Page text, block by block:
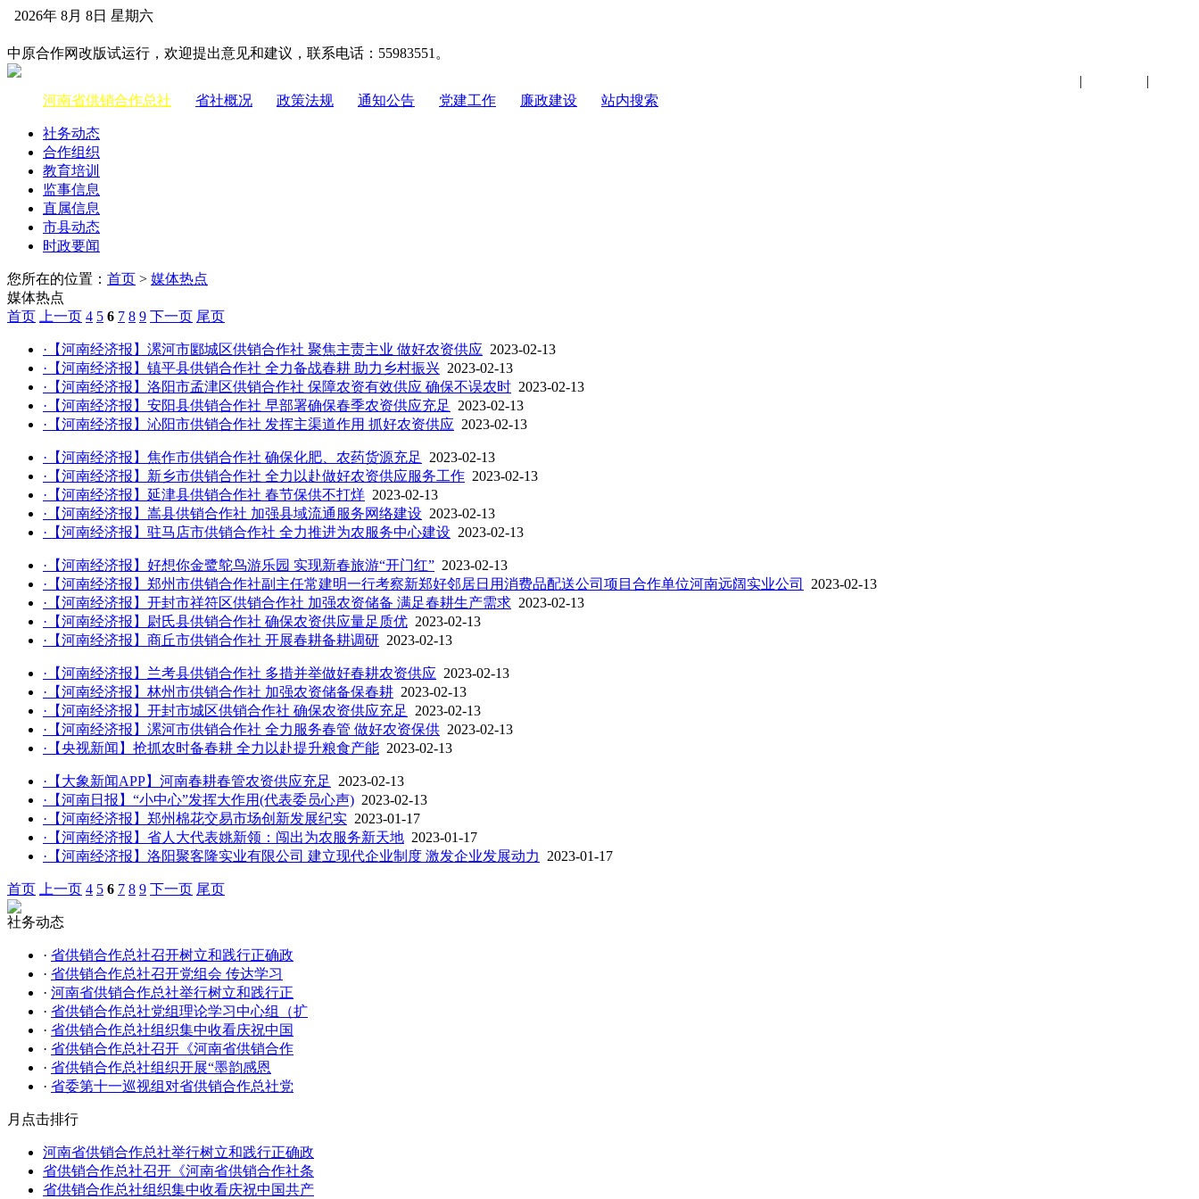
2026年 8月 8日 星期六
中原合作网改版试运行，欢迎提出意见和建议，联系电话：55983551。
| |
河南省供销合作总社 省社概况 政策法规 通知公告 党建工作 廉政建设 站内搜索
社务动态
合作组织
教育培训
监事信息
直属信息
市县动态
时政要闻
您所在的位置： 首页 > 媒体热点
媒体热点
首页
上一页 4 5 6 7 8 9 下一页 尾页
·【河南经济报】漯河市郾城区供销合作社 聚焦主责主业 做好农资供应 2023-02-13
·【河南经济报】镇平县供销合作社 全力备战春耕 助力乡村振兴 2023-02-13
·【河南经济报】洛阳市孟津区供销合作社 保障农资有效供应 确保不误农时 2023-02-13
·【河南经济报】安阳县供销合作社 早部署确保春季农资供应充足
2023-02-13
·【河南经济报】沁阳市供销合作社 发挥主渠道作用 抓好农资供应 2023-02-13
·【河南经济报】焦作市供销合作社 确保化肥、农药货源充足
2023-02-13
·【河南经济报】新乡市供销合作社 全力以赴做好农资供应服务工作 2023-02-13
·【河南经济报】延津县供销合作社 春节保供不打烊 2023-02-13
·【河南经济报】嵩县供销合作社 加强县域流通服务网络建设 2023-02-13
·【河南经济报】驻马店市供销合作社 全力推进为农服务中心建设 2023-02-13
·【河南经济报】好想你金鹭鸵鸟游乐园 实现新春旅游“开门红” 2023-02-13
·【河南经济报】郑州市供销合作社副主任常建明一行考察新郑好邻居日用消费品配送公司项目合作单位河南远阔实业公司
2023-02-13
·【河南经济报】开封市祥符区供销合作社 加强农资储备 满足春耕生产需求 2023-02-13
·【河南经济报】尉氏县供销合作社 确保农资供应量足质优 2023-02-13
·【河南经济报】商丘市供销合作社 开展春耕备耕调研 2023-02-13
·【河南经济报】兰考县供销合作社 多措并举做好春耕农资供应 2023-02-13
·【河南经济报】林州市供销合作社 加强农资储备保春耕 2023-02-13
·【河南经济报】开封市城区供销合作社 确保农资供应充足
2023-02-13
·【河南经济报】漯河市供销合作社 全力服务春管 做好农资保供 2023-02-13
·【央视新闻】抢抓农时备春耕 全力以赴提升粮食产能 2023-02-13
·【大象新闻APP】河南春耕春管农资供应充足
2023-02-13
·【河南日报】“小中心”发挥大作用(代表委员心声) 2023-02-13
·【河南经济报】郑州棉花交易市场创新发展纪实 2023-01-17
·【河南经济报】省人大代表姚新领：闯出为农服务新天地 2023-01-17
·【河南经济报】洛阳聚客隆实业有限公司 建立现代企业制度 激发企业发展动力
2023-01-17
首页 上一页 4 5 6 7 8 9 下一页 尾页
社务动态
· 省供销合作总社召开树立和践行正确政
· 省供销合作总社召开党组会 传达学习
· 河南省供销合作总社举行树立和践行正
· 省供销合作总社党组理论学习中心组（扩
· 省供销合作总社组织集中收看庆祝中国
· 省供销合作总社召开《河南省供销合作
· 省供销合作总社组织开展“墨韵感恩
· 省委第十一巡视组对省供销合作总社党
月点击排行
河南省供销合作总社举行树立和践行正确政
省供销合作总社召开《河南省供销合作社条
省供销合作总社组织集中收看庆祝中国共产